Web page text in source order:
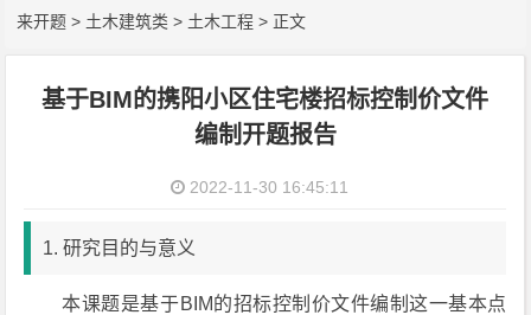
来开题 > 土木建筑类 > 土木工程 > 正文
基于BIM的携阳小区住宅楼招标控制价文件
编制开题报告
2022-11-30 16:45:11
1. 研究目的与意义
本课题是基于BIM的招标控制价文件编制这一基本点